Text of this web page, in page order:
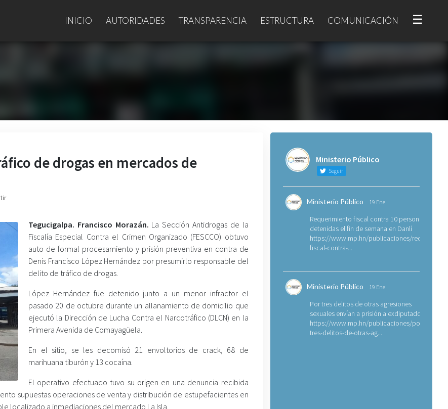
INICIO AUTORIDADES TRANSPARENCIA ESTRUCTURA COMUNICACIÓN ☰
de drogas en mercados de
Tegucigalpa. Francisco Morazán. La Sección Antidrogas de la
Fiscalía Especial Contra el Crimen Organizado (FESCCO) obtuvo
auto de formal procesamiento y prisión preventiva en contra de
Denis Francisco López Hernández por presumirlo responsable del
delito de tráfico de drogas.
López Hernández fue detenido junto a un menor infractor el
pasado 20 de octubre durante un allanamiento de domicilio que
ejecutó la Dirección de Lucha Contra el Narcotráfico (DLCN) en la
Primera Avenida de Comayagüela.
En el sitio, se les decomisó 21 envoltorios de crack, 68 de
marihuana tiburón y 13 cocaína.
El operativo efectuado tuvo su origen en una denuncia recibida
supuestas operaciones de venta y distribución de estupefacientes en
localizado a inmediaciones del mercado La Isla.
Ministerio Público
Seguir
Ministerio Público 19 Ene
Requerimiento fiscal contra 10 personas
detenidas el fin de semana en Danlí
https://www.mp.hn/publicaciones/
fiscal-contra-...
Ministerio Público 19 Ene
Por tres delitos de otras agresiones
sexuales envían a prisión a exdiputado
https://www.mp.hn/publicaciones/por-
tres-delitos-de-otras-ag...